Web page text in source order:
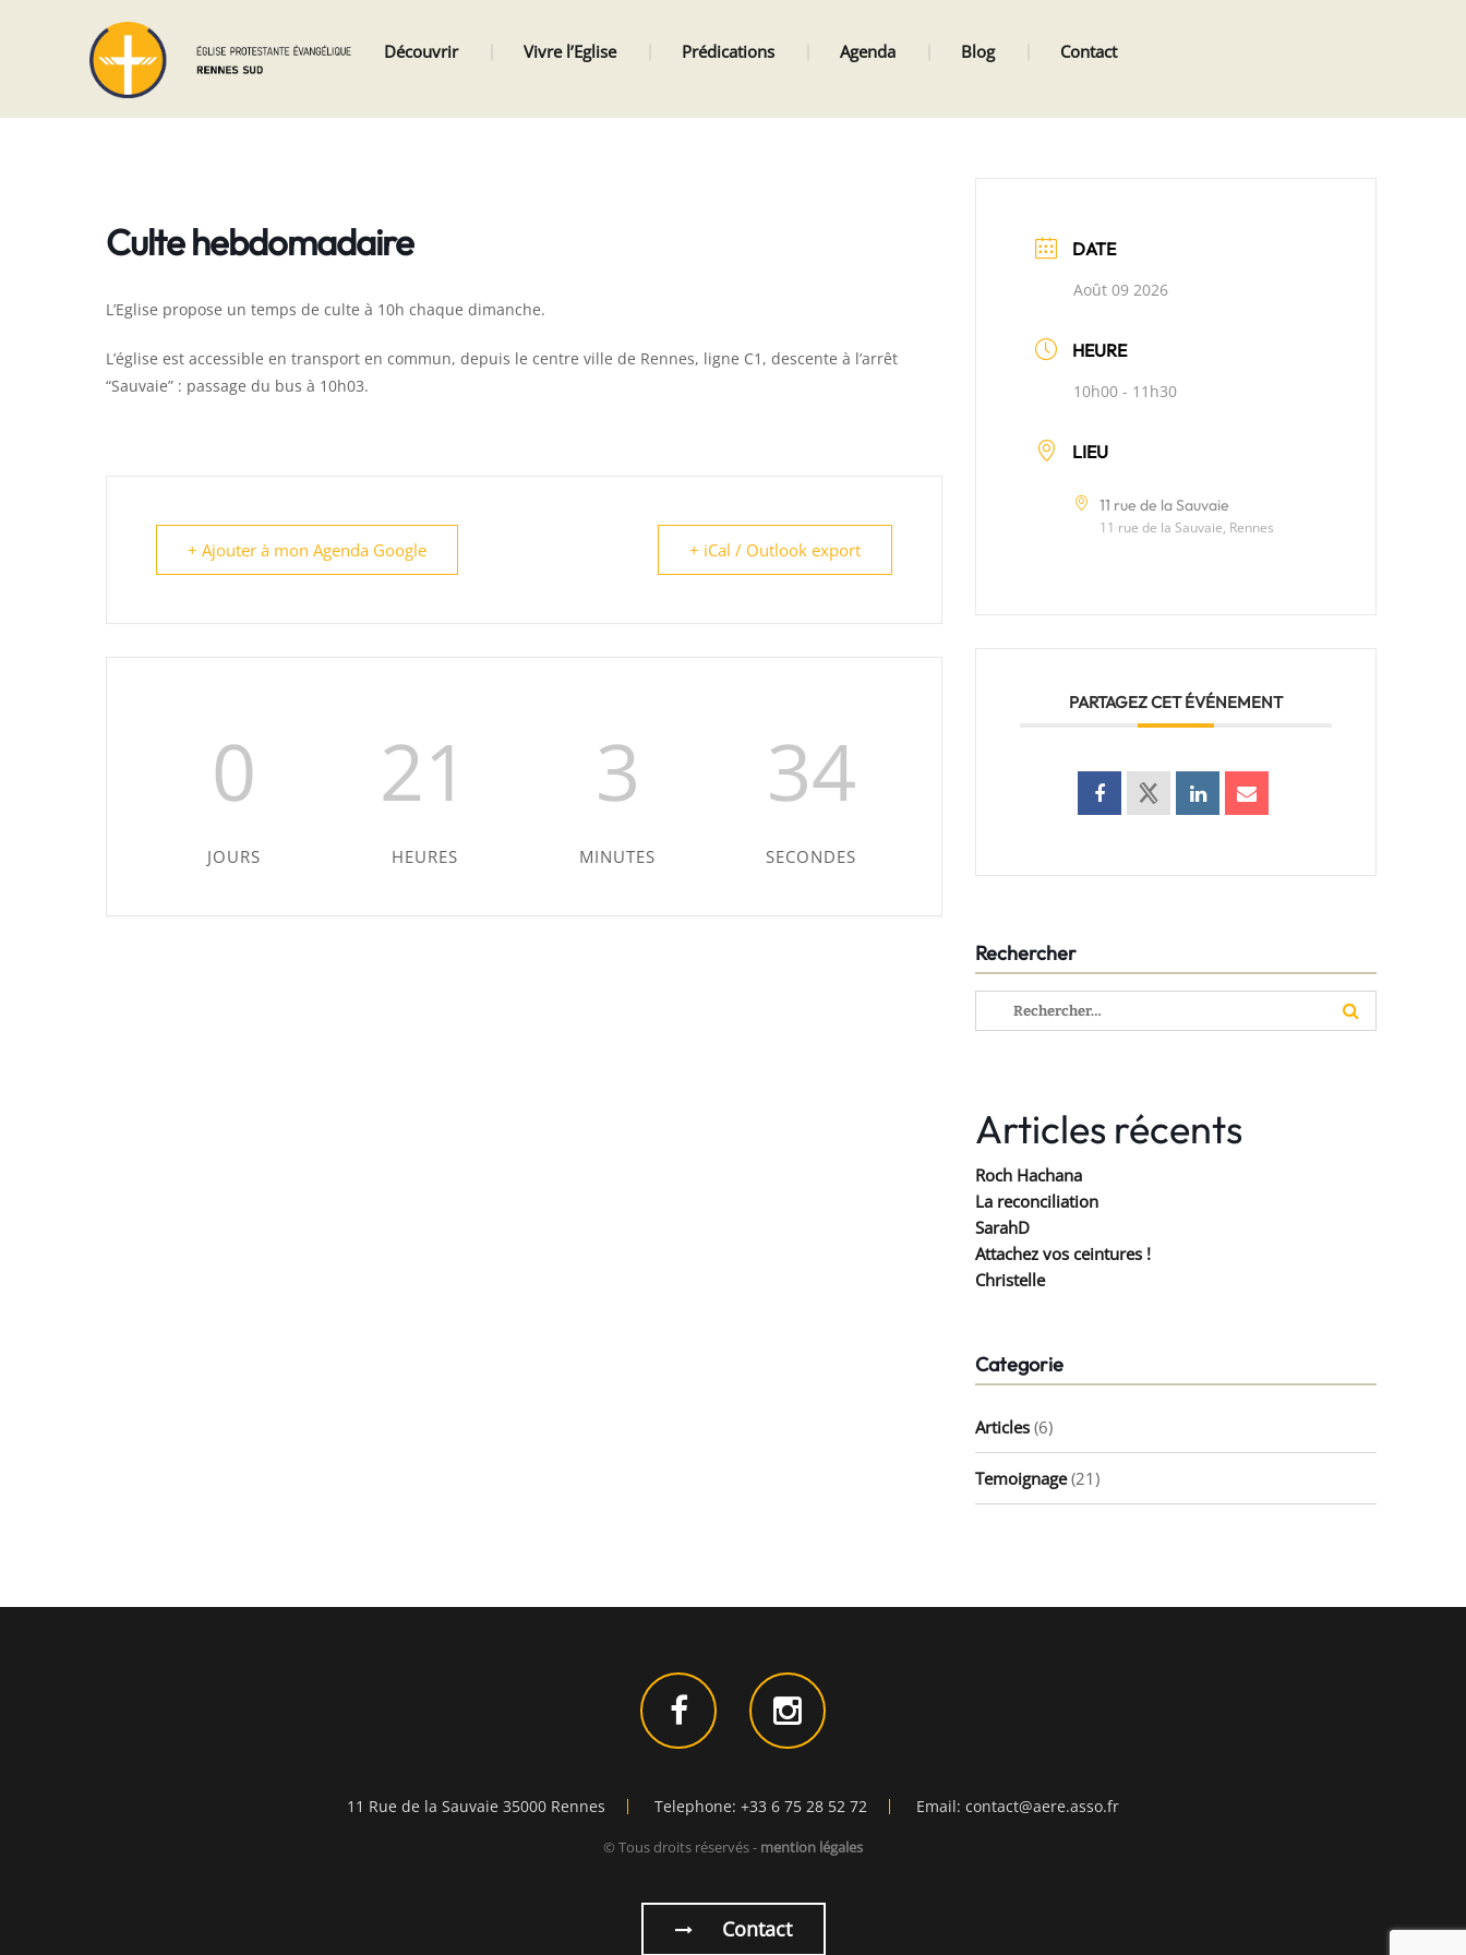
Skip
to
navigation
Skip
to
content
Découvrir Vivre l’Eglise Prédications Agenda Blog Contact
Culte hebdomadaire
L’Eglise propose un temps de culte à 10h chaque dimanche.
L’église est accessible en transport en commun, depuis le centre ville de Rennes, ligne C1, descente à l’arrêt
“Sauvaie” : passage du bus à 10h03.
+ Ajouter à mon Agenda Google + iCal / Outlook export
0
JOURS
21
HEURES
3
MINUTES
33
SECONDES
DATE
Août 09 2026
HEURE
10h00 - 11h30
LIEU
11 rue de la Sauvaie
11 rue de la Sauvaie, Rennes
PARTAGEZ CET ÉVÉNEMENT
Rechercher
Rechercher :
Articles récents
Roch Hachana
La reconciliation
SarahD
Attachez vos ceintures !
Christelle
Categorie
Articles(6)
Temoignage(21)
11 Rue de la Sauvaie 35000 Rennes Telephone: +33 6 75 28 52 72 Email: contact@aere.asso.fr
© Tous droits réservés - mention légales
Contact